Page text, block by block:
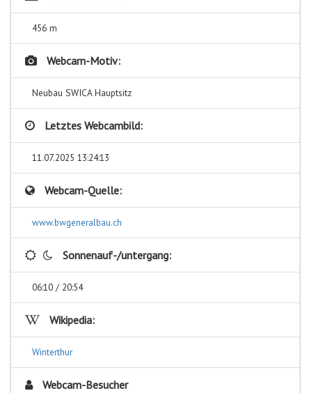
456 m
Webcam-Motiv:
Neubau SWICA Hauptsitz
Letztes Webcambild:
11.07.2025 13:24:13
Webcam-Quelle:
www.bwgeneralbau.ch
Sonnenauf-/untergang:
06:10 / 20:54
Wikipedia:
Winterthur
Webcam-Besucher